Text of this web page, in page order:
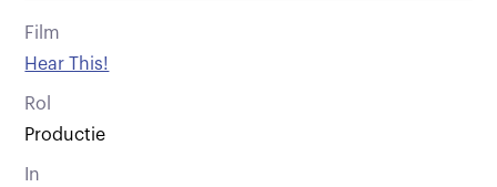
Film
Hear This!
Rol
Productie
In